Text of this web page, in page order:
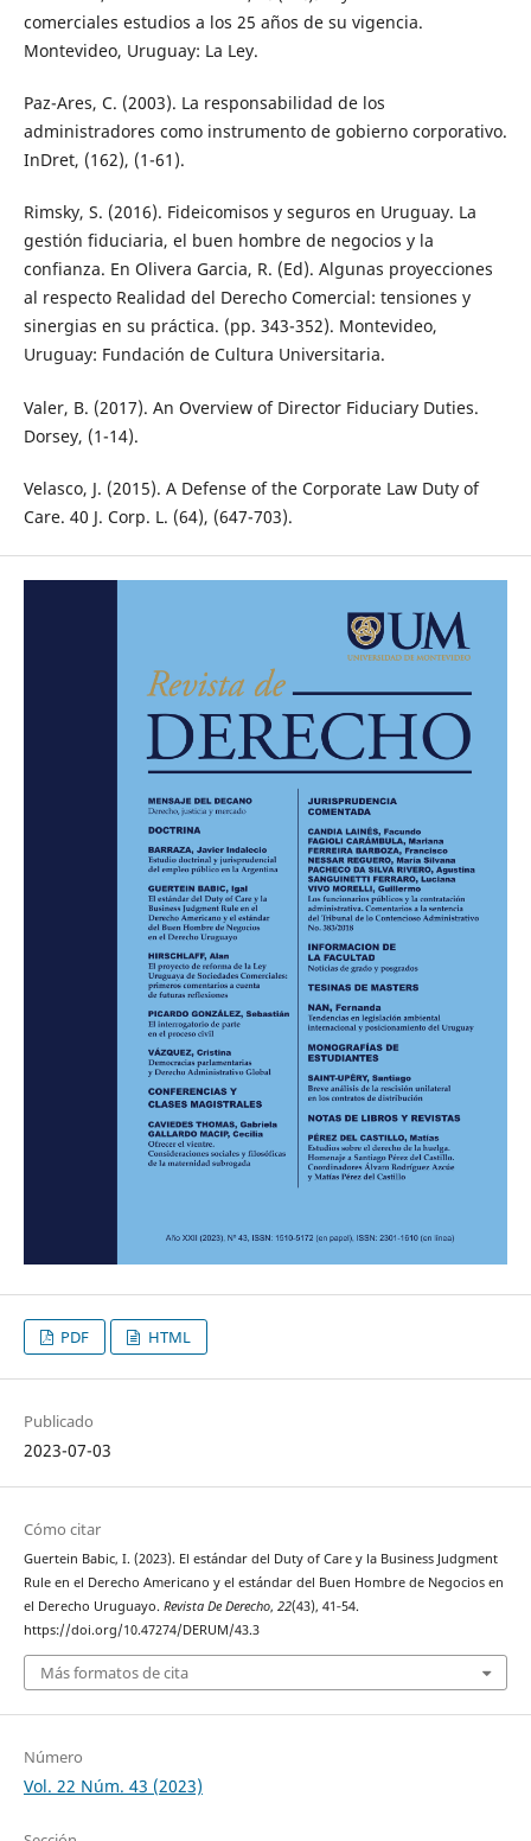
comerciales estudios a los 25 años de su vigencia.
Montevideo, Uruguay: La Ley.
Paz-Ares, C. (2003). La responsabilidad de los
administradores como instrumento de gobierno corporativo.
InDret, (162), (1-61).
Rimsky, S. (2016). Fideicomisos y seguros en Uruguay. La
gestión fiduciaria, el buen hombre de negocios y la
confianza. En Olivera Garcia, R. (Ed). Algunas proyecciones
al respecto Realidad del Derecho Comercial: tensiones y
sinergias en su práctica. (pp. 343-352). Montevideo,
Uruguay: Fundación de Cultura Universitaria.
Valer, B. (2017). An Overview of Director Fiduciary Duties.
Dorsey, (1-14).
Velasco, J. (2015). A Defense of the Corporate Law Duty of
Care. 40 J. Corp. L. (64), (647-703).
PDF HTML
Publicado
2023-07-03
Cómo citar
Guertein Babic, I. (2023). El estándar del Duty of Care y la Business Judgment
Rule en el Derecho Americano y el estándar del Buen Hombre de Negocios en
el Derecho Uruguayo. Revista De Derecho, 22(43), 41‑54.
https://doi.org/10.47274/DERUM/43.3
Más formatos de cita
Número
Vol. 22 Núm. 43 (2023)